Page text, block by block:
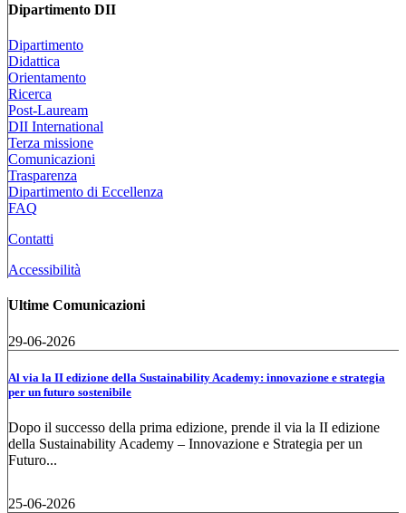
Dipartimento DII
Dipartimento
Didattica
Orientamento
Ricerca
Post-Lauream
DII International
Terza missione
Comunicazioni
Trasparenza
Dipartimento di Eccellenza
FAQ
Contatti
Accessibilità
Ultime Comunicazioni
29-06-2026
Al via la II edizione della Sustainability Academy: innovazione e strategia
per un futuro sostenibile
Dopo il successo della prima edizione, prende il via la II edizione
della Sustainability Academy – Innovazione e Strategia per un
Futuro...
25-06-2026